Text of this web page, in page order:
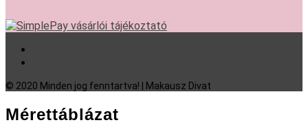
© 2020 Minden jog fenntartva! | Makausz Divat
Mérettáblázat